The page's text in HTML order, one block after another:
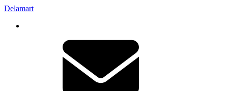
Delamart